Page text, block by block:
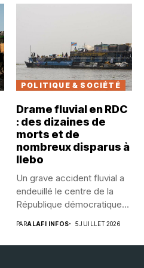
POLITIQUE & SOCIÉTÉ
Drame fluvial en RDC
: des dizaines de
morts et de
nombreux disparus à
Ilebo
Un grave accident fluvial a
endeuillé le centre de la
République démocratique...
PARALAFI INFOS 5 JUILLET 2026